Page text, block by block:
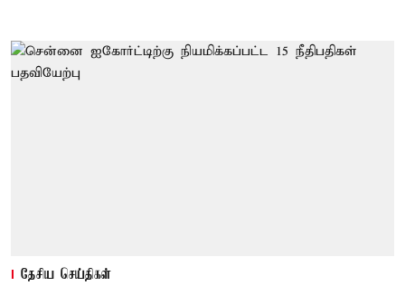
தேசிய செய்திகள்